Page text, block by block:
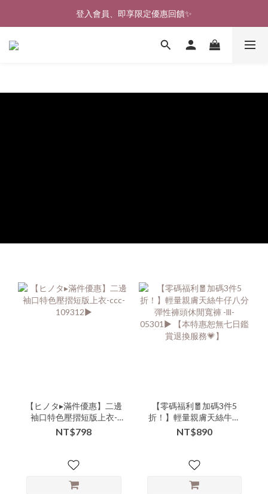
🎉新北淡水實體門市🤗歡迎蒞臨試穿🎉
登入會員、即享限定優惠回饋✨
🎉新北淡水實體門市🤗歡迎蒞臨試穿🎉
【ヒノタ▸滿件優惠】二邊
袖口特色壓摺短版上衣-
ccc-109312▶
NT$798
【零碼福利🧧加碼3件5
折！】輕量親膚天絲牛仔
八分彈性褲頭休閒寬褲 -lll-
05301▶ 【本特惠恕無七
NT$890